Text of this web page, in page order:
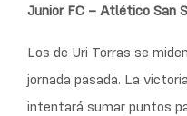
Junior FC – Atlético San
Los de Uri Torras se
jornada pasada. La
intentará sumar puntos